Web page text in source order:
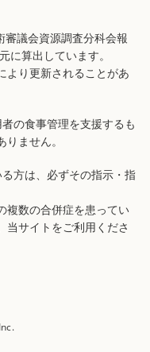
議会資源調査分科会報
に算出しています。
より更新されることがあ
の食事管理を支援するも
ません。
方は、必ずその指示・指
複数の合併症を患ってい
当サイトをご利用くださ